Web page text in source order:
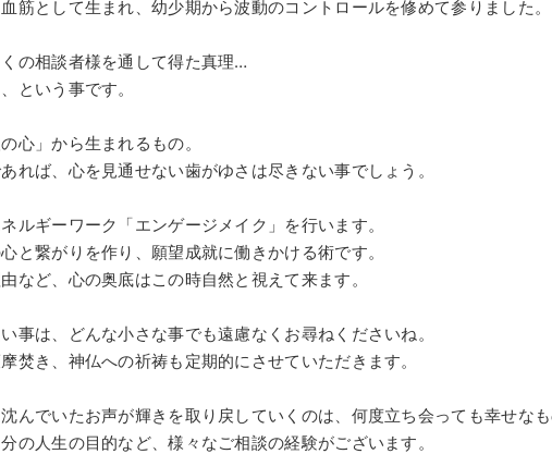
筋として生まれ、幼少期から波動のコントロールを修めて参りました。
の相談者様を通して得た真理…
という事です。
心」から生まれるもの。
れば、心を見通せない歯がゆさは尽きない事でしょう。
ルギーワーク「エンゲージメイク」を行います。
と繋がりを作り、願望成就に働きかける術です。
など、心の奥底はこの時自然と視えて来ます。
事は、どんな小さな事でも遠慮なくお尋ねくださいね。
焚き、神仏への祈祷も定期的にさせていただきます。
んでいたお声が輝きを取り戻していくのは、何度立ち会っても幸せな
の人生の目的など、様々なご相談の経験がございます。